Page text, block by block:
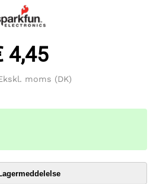
4,45
moms (DK)